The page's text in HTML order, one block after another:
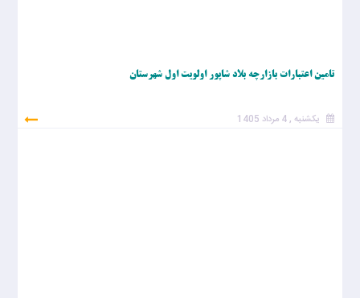
تامین اعتبارات بازارچه بلاد شاپور اولویت اول شهرستان
یکشنبه , 4 مرداد 1405